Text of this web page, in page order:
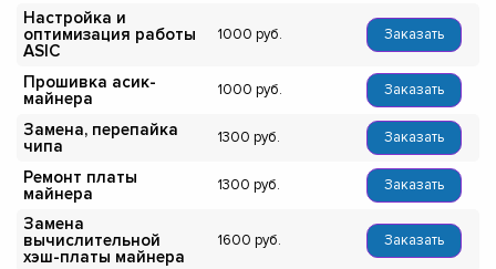
Настройка и
оптимизация работы
ASIC
1000 Заказать
Прошивка асик-
майнера
1000 Заказать
Замена, перепайка
чипа
1300 Заказать
Ремонт платы
майнера
1300 Заказать
Замена
вычислительной
хэш-платы майнера
1600 Заказать